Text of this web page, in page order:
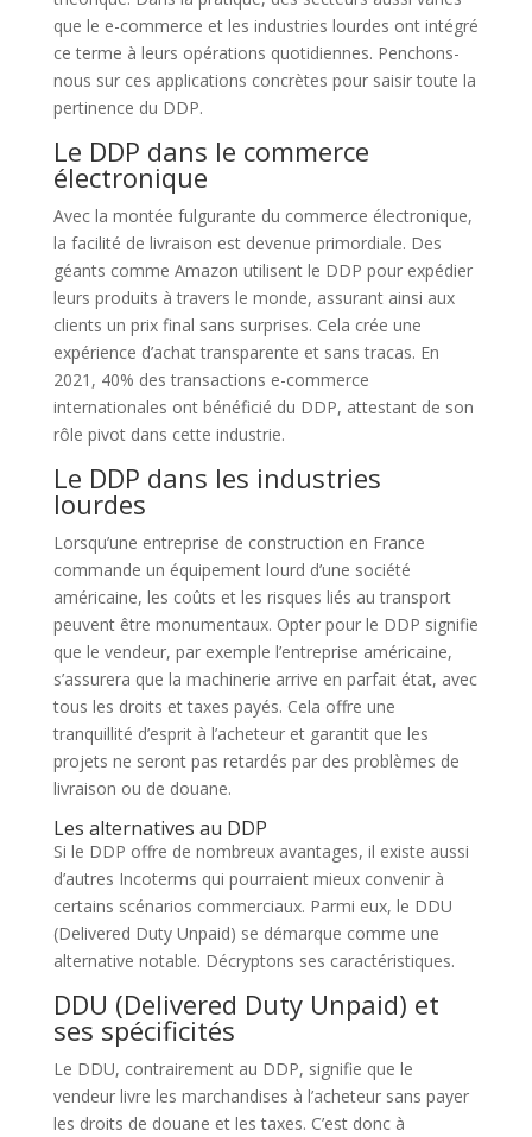
que le e-commerce et les industries lourdes ont intégré
ce terme à leurs opérations quotidiennes. Penchons-
nous sur ces applications concrètes pour saisir toute la
pertinence du DDP.
Le DDP dans le commerce
électronique
Avec la montée fulgurante du commerce électronique,
la facilité de livraison est devenue primordiale. Des
géants comme Amazon utilisent le DDP pour expédier
leurs produits à travers le monde, assurant ainsi aux
clients un prix final sans surprises. Cela crée une
expérience d’achat transparente et sans tracas. En
2021, 40% des transactions e-commerce
internationales ont bénéficié du DDP, attestant de son
rôle pivot dans cette industrie.
Le DDP dans les industries
lourdes
Lorsqu’une entreprise de construction en France
commande un équipement lourd d’une société
américaine, les coûts et les risques liés au transport
peuvent être monumentaux. Opter pour le DDP signifie
que le vendeur, par exemple l’entreprise américaine,
s’assurera que la machinerie arrive en parfait état, avec
tous les droits et taxes payés. Cela offre une
tranquillité d’esprit à l’acheteur et garantit que les
projets ne seront pas retardés par des problèmes de
livraison ou de douane.
Les alternatives au DDP
Si le DDP offre de nombreux avantages, il existe aussi
d’autres Incoterms qui pourraient mieux convenir à
certains scénarios commerciaux. Parmi eux, le DDU
(Delivered Duty Unpaid) se démarque comme une
alternative notable. Décryptons ses caractéristiques.
DDU (Delivered Duty Unpaid) et
ses spécificités
Le DDU, contrairement au DDP, signifie que le
vendeur livre les marchandises à l’acheteur sans payer
les droits de douane et les taxes. C’est donc à